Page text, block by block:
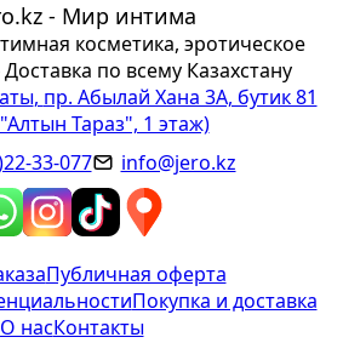
- Мир интима
косметика, эротическое
по всему Казахстану
, пр. Абылай Хана 3А, бутик 81
Тараз", 1 этаж)
33-077
info@jero.kz
Публичная оферта
Покупка и доставка
О насКонтакты